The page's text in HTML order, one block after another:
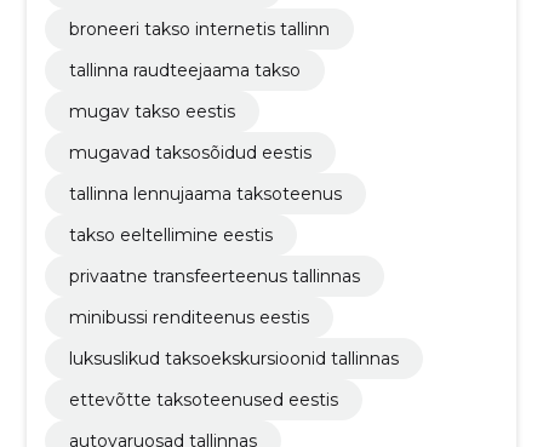
broneeri takso internetis tallinn
tallinna raudteejaama takso
mugav takso eestis
mugavad taksosõidud eestis
tallinna lennujaama taksoteenus
takso eeltellimine eestis
privaatne transfeerteenus tallinnas
minibussi renditeenus eestis
luksuslikud taksoekskursioonid tallinnas
ettevõtte taksoteenused eestis
autovaruosad tallinnas